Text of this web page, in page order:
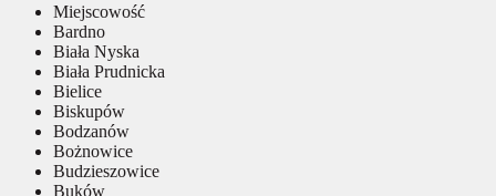
Miejscowość
Bardno
Biała Nyska
Biała Prudnicka
Bielice
Biskupów
Bodzanów
Bożnowice
Budzieszowice
Buków